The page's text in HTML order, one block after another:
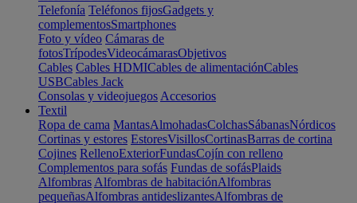
Telefonía Teléfonos fijosGadgets y
complementosSmartphones
Foto y vídeo Cámaras de
fotosTrípodesVideocámarasObjetivos
Cables Cables HDMICables de alimentaciónCables
USBCables Jack
Consolas y videojuegos Accesorios
Textil
Ropa de cama MantasAlmohadasColchasSábanasNórdicos
Cortinas y estores EstoresVisillosCortinasBarras de cortina
Cojines RellenoExteriorFundasCojín con relleno
Complementos para sofás Fundas de sofásPlaids
Alfombras Alfombras de habitaciónAlfombras
pequeñasAlfombras antideslizantesAlfombras de